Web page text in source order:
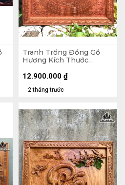
Tranh Trống Đồng Gỗ
Hương Kích Thước
2 tháng trước
12.900.000 ₫